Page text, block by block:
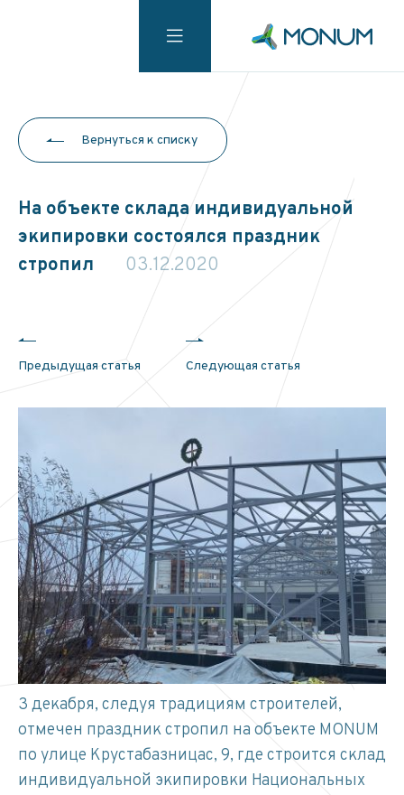
Вернуться к списку
На объекте склада индивидуальной
экипировки состоялся праздник
стропил
03.12.2020
Предыдущая статья Следующая статья
3 декабря, следуя традициям строителей,
отмечен праздник стропил на объекте MONUM
по улице Крустабазницас, 9, где строится склад
индивидуальной экипировки Национальных